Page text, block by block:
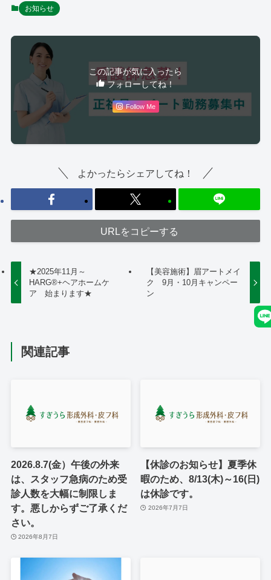
お知らせ
この記事が気に入ったら
フォローしてね！
Follow Me
よかったらシェアしてね！
URLをコピーする
★2025年11月～
HARG®+ヘアホームケ
ア 始まります★
【美容施術】眉アートメイ
ク 9月・10月キャンペー
ン
関連記事
2026.8.7(金）午後の外来
は、スタッフ急病のため受
診人数を大幅に制限しま
す。悪しからずご了承くだ
さい。
2026年8月7日
【休診のお知らせ】夏季休
暇のため、8/13(木)～16(日)
は休診です。
2026年7月7日